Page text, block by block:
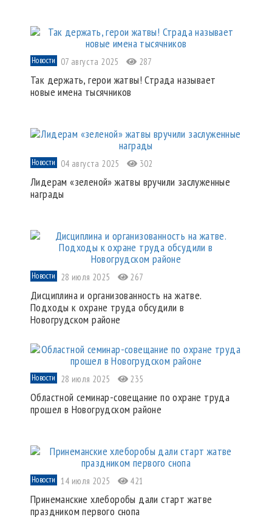
Новости 07 августа 2025 287
Так держать, герои жатвы! Страда называет
новые имена тысячников
Новости 04 августа 2025 302
Лидерам «зеленой» жатвы вручили заслуженные
награды
Новости 28 июля 2025 267
Дисциплина и организованность на жатве.
Подходы к охране труда обсудили в
Новогрудском районе
Новости 28 июля 2025 235
Областной семинар-совещание по охране труда
прошел в Новогрудском районе
Новости 14 июля 2025 421
Принеманские хлеборобы дали старт жатве
праздником первого снопа